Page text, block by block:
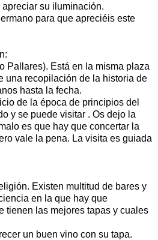
su iluminación.
para que apreciéis este
Pallares). Está en la misma plaza
una recopilación de la historia de
hasta la fecha.
de la época de principios del
y se puede visitar . Os dejo la
es que hay que concertar la
vale la pena. La visita es guiada
Existen multitud de bares y
en la que hay que
tienen las mejores tapas y cuales
un buen vino con su tapa.